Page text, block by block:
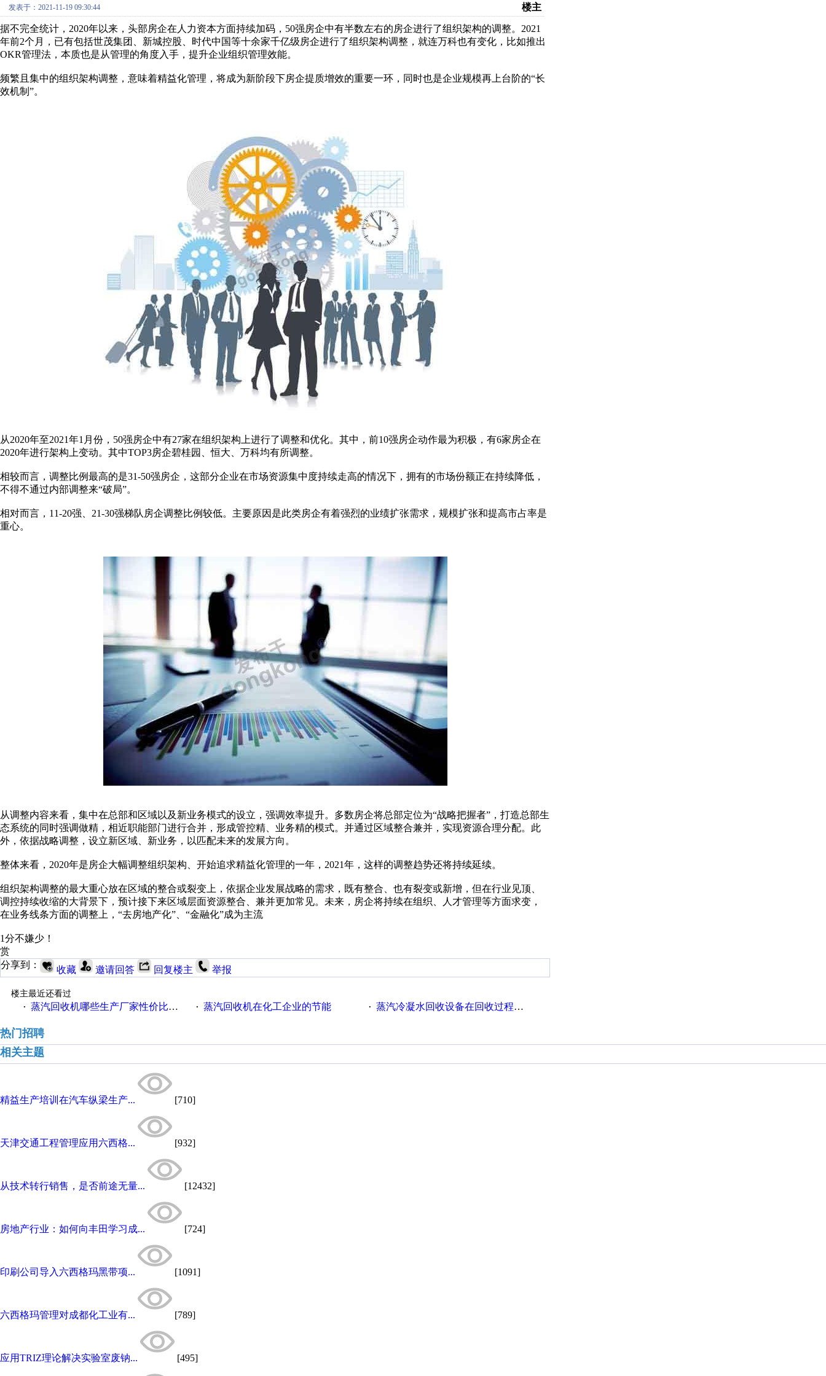
发表于：2021-11-19 09:30:44 楼主
据不完全统计，2020年以来，头部房企在人力资本方面持续加码，50强房企中有半数左右的房企进行了组织架构的调整。2021
年前2个月，已有包括世茂集团、新城控股、时代中国等十余家千亿级房企进行了组织架构调整，就连万科也有变化，比如推出
OKR管理法，本质也是从管理的角度入手，提升企业组织管理效能。
频繁且集中的组织架构调整，意味着精益化管理，将成为新阶段下房企提质增效的重要一环，同时也是企业规模再上台阶的“长
效机制”。
从2020年至2021年1月份，50强房企中有27家在组织架构上进行了调整和优化。其中，前10强房企动作最为积极，有6家房企在
2020年进行架构上变动。其中TOP3房企碧桂园、恒大、万科均有所调整。
相较而言，调整比例最高的是31-50强房企，这部分企业在市场资源集中度持续走高的情况下，拥有的市场份额正在持续降低，
不得不通过内部调整来“破局”。
相对而言，11-20强、21-30强梯队房企调整比例较低。主要原因是此类房企有着强烈的业绩扩张需求，规模扩张和提高市占率是
重心。
从调整内容来看，集中在总部和区域以及新业务模式的设立，强调效率提升。多数房企将总部定位为“战略把握者”，打造总部生
态系统的同时强调做精，相近职能部门进行合并，形成管控精、业务精的模式。并通过区域整合兼并，实现资源合理分配。此
外，依据战略调整，设立新区域、新业务，以匹配未来的发展方向。
整体来看，2020年是房企大幅调整组织架构、开始追求精益化管理的一年，2021年，这样的调整趋势还将持续延续。
组织架构调整的最大重心放在区域的整合或裂变上，依据企业发展战略的需求，既有整合、也有裂变或新增，但在行业见顶、
调控持续收缩的大背景下，预计接下来区域层面资源整合、兼并更加常见。未来，房企将持续在组织、人才管理等方面求变，
在业务线条方面的调整上，“去房地产化”、“金融化”成为主流
1分不嫌少！
赏
分享到：
收藏 邀请回答 回复楼主 举报
楼主最近还看过
· 蒸汽回收机哪些生产厂家性价比高一些 · 蒸汽回收机在化工企业的节能 · 蒸汽冷凝水回收设备在回收过程中的运行要点
热门招聘
相关主题
精益生产培训在汽车纵梁生产... [710]
天津交通工程管理应用六西格... [932]
从技术转行销售，是否前途无量... [12432]
房地产行业：如何向丰田学习成... [724]
印刷公司导入六西格玛黑带项... [1091]
六西格玛管理对成都化工业有... [789]
应用TRIZ理论解决实验室废钠... [495]